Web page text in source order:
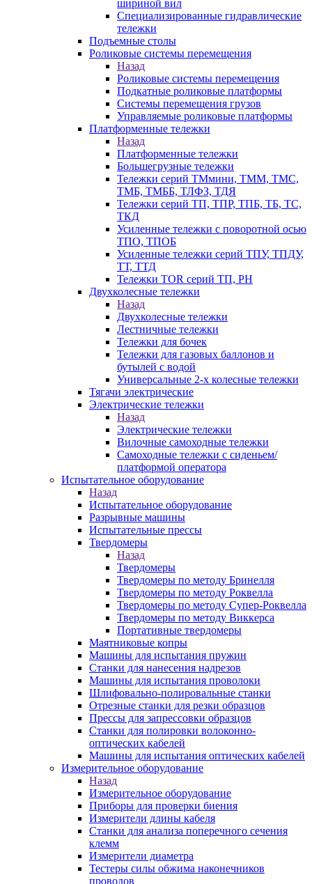
шириной вил
Специализированные гидравлические
тележки
Подъемные столы
Роликовые системы перемещения
Назад
Роликовые системы перемещения
Подкатные роликовые платформы
Системы перемещения грузов
Управляемые роликовые платформы
Платформенные тележки
Назад
Платформенные тележки
Большегрузные тележки
Тележки серий ТМмини, ТММ, ТМС,
ТМБ, ТМББ, ТЛФЗ, ТДЯ
Тележки серий ТП, ТПР, ТПБ, ТБ, ТС,
ТКД
Усиленные тележки с поворотной осью
ТПО, ТПОБ
Усиленные тележки серий ТПУ, ТПДУ,
ТТ, ТТД
Тележки TOR серий ТП, PH
Двухколесные тележки
Назад
Двухколесные тележки
Лестничные тележки
Тележки для бочек
Тележки для газовых баллонов и
бутылей с водой
Универсальные 2-х колесные тележки
Тягачи электрические
Электрические тележки
Назад
Электрические тележки
Вилочные самоходные тележки
Самоходные тележки с сиденьем/
платформой оператора
Испытательное оборудование
Назад
Испытательное оборудование
Разрывные машины
Испытательные прессы
Твердомеры
Назад
Твердомеры
Твердомеры по методу Бринелля
Твердомеры по методу Роквелла
Твердомеры по методу Супер-Роквелла
Твердомеры по методу Виккерса
Портативные твердомеры
Маятниковые копры
Машины для испытания пружин
Станки для нанесения надрезов
Машины для испытания проволоки
Шлифовально-полировальные станки
Отрезные станки для резки образцов
Прессы для запрессовки образцов
Станки для полировки волоконно-
оптических кабелей
Машины для испытания оптических кабелей
Измерительное оборудование
Назад
Измерительное оборудование
Приборы для проверки биения
Измерители длины кабеля
Станки для анализа поперечного сечения
клемм
Измерители диаметра
Тестеры силы обжима наконечников
проводов